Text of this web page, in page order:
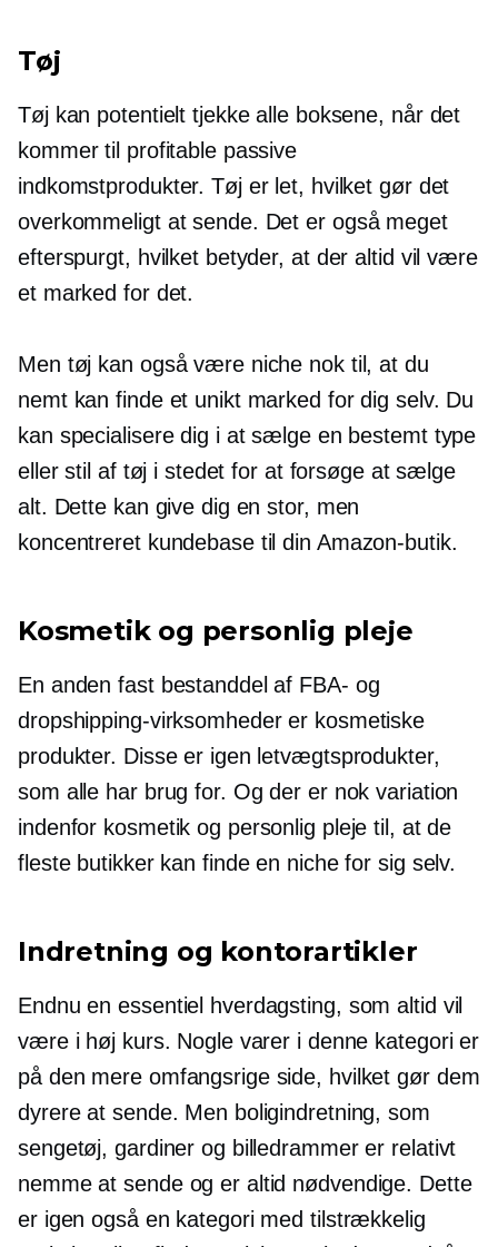
Tøj
Tøj kan potentielt tjekke alle boksene, når det
kommer til profitable passive
indkomstprodukter. Tøj er let, hvilket gør det
overkommeligt at sende. Det er også meget
efterspurgt, hvilket betyder, at der altid vil være
et marked for det.
Men tøj kan også være niche nok til, at du
nemt kan finde et unikt marked for dig selv. Du
kan specialisere dig i at sælge en bestemt type
eller stil af tøj i stedet for at forsøge at sælge
alt. Dette kan give dig en stor, men
koncentreret kundebase til din Amazon-butik.
Kosmetik og personlig pleje
En anden fast bestanddel af FBA- og
dropshipping-virksomheder er kosmetiske
produkter. Disse er igen letvægtsprodukter,
som alle har brug for. Og der er nok variation
indenfor kosmetik og personlig pleje til, at de
fleste butikker kan finde en niche for sig selv.
Indretning og kontorartikler
Endnu en essentiel hverdagsting, som altid vil
være i høj kurs. Nogle varer i denne kategori er
på den mere omfangsrige side, hvilket gør dem
dyrere at sende. Men boligindretning, som
sengetøj, gardiner og billedrammer er relativt
nemme at sende og er altid nødvendige. Dette
er igen også en kategori med tilstrækkelig